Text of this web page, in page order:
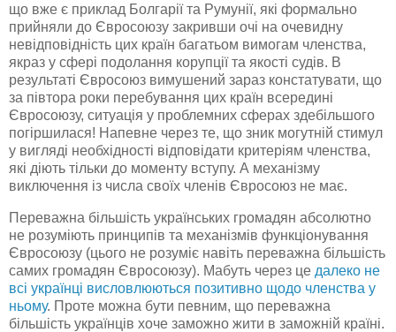
що вже є приклад Болгарії та Румунії, які формально
прийняли до Євросоюзу закривши очі на очевидну
невідповідність цих країн багатьом вимогам членства,
якраз у сфері подолання корупції та якості судів. В
результаті Євросоюз вимушений зараз констатувати, що
за півтора роки перебування цих країн всередині
Євросоюзу, ситуація у проблемних сферах здебільшого
погіршилася! Напевне через те, що зник могутній стимул
у вигляді необхідності відповідати критеріям членства,
які діють тільки до моменту вступу. А механізму
виключення із числа своїх членів Євросоюз не має.
Переважна більшість українських громадян абсолютно
не розуміють принципів та механізмів функціонування
Євросоюзу (цього не розуміє навіть переважна більшість
самих громадян Євросоюзу). Мабуть через це далеко не
всі українці висловлюються позитивно щодо членства у
ньому. Проте можна бути певним, що переважна
більшість українців хоче заможно жити в заможній країні.